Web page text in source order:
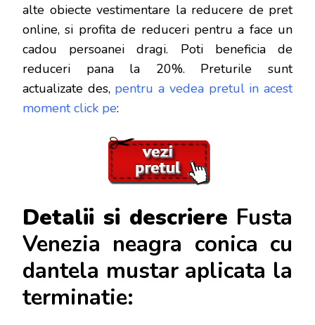
alte obiecte vestimentare la reducere de pret
online, si profita de reduceripentru a face un
cadou persoanei dragi. Poti beneficia de
reduceri pana la 20%. Preturile sunt
actualizate des, pentru a vedea pretul in acest
moment click pe:
Detalii si descriere Fusta
Venezia neagra conica cu
dantela mustar aplicata la
terminatie: